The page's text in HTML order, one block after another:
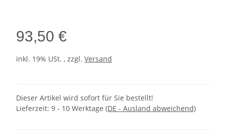
93,50 €
inkl. 19% USt. , zzgl. Versand
Dieser Artikel wird sofort für Sie bestellt!
Lieferzeit: 9 - 10 Werktage (DE - Ausland abweichend)